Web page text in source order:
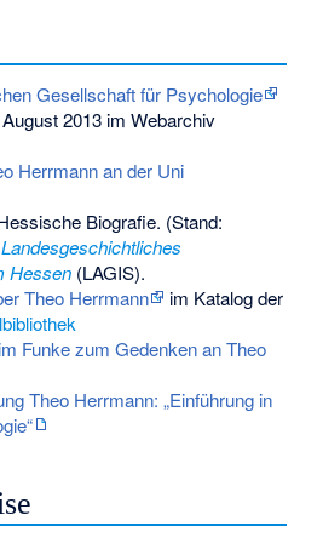
Gesellschaft für Psychologie
2013 im Webarchiv
Herrmann an der Uni
Biografie. (Stand:
Landesgeschichtliches
Hessen(LAGIS).
Theo Herrmann
im Katalog der
Funke zum Gedenken an Theo
Theo Herrmann: „Einführung in